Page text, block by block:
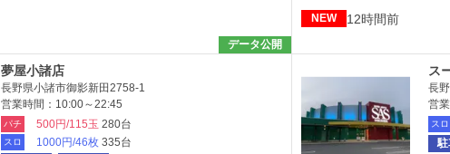
データ公開
NEW 12時間前
夢屋小諸店
長野県小諸市御影新田2758-1
営業時間：10:00～22:45
パチ 500円/115玉 280台
スロ 1000円/46枚 335台
ス
長
営
スロ